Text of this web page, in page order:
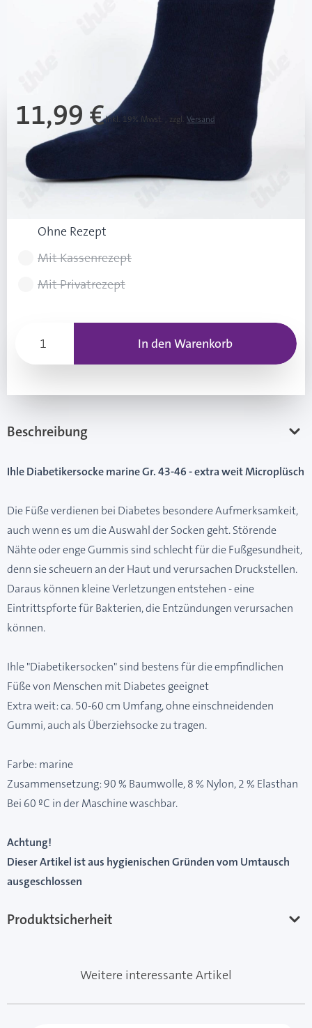
Lieferzeit bis zu 3 Wochen
11,99 €Inkl. 19% Mwst. , zzgl. Versand
Ab 3 Stk.
(0,50 € Ersparnis pro Stk.)
Ohne Rezept
Mit Kassenrezept
Mit Privatrezept
In den Warenkorb
Beschreibung
Ihle Diabetikersocke marine Gr. 43-46 - extra weit Microplüsch
Die Füße verdienen bei Diabetes besondere Aufmerksamkeit,
auch wenn es um die Auswahl der Socken geht. Störende
Nähte oder enge Gummis sind schlecht für die Fußgesundheit,
denn sie scheuern an der Haut und verursachen Druckstellen.
Daraus können kleine Verletzungen entstehen - eine
Eintrittspforte für Bakterien, die Entzündungen verursachen
können.
Ihle "Diabetikersocken" sind bestens für die empfindlichen
Füße von Menschen mit Diabetes geeignet
Extra weit: ca. 50-60 cm Umfang, ohne einschneidenden
Gummi, auch als Überziehsocke zu tragen.
Farbe: marine
Zusammensetzung: 90 % Baumwolle, 8 % Nylon, 2 % Elasthan
Bei 60 ºC in der Maschine waschbar.
Achtung!
Dieser Artikel ist aus hygienischen Gründen vom Umtausch
ausgeschlossen
Produktsicherheit
Weitere interessante Artikel